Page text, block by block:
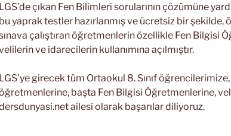
LGS’de çıkan Fen Bilimleri sorularının çözümüne
bu yaprak testler hazırlanmış ve ücretsiz bir şekilde,
çalıştıran öğretmenlerin özellikle Fen Bilgisi
ve idarecilerin kullanımına açılmıştır.
LGS’ye girecek tüm Ortaokul 8. Sınıf öğrencilerimize,
başta Fen Bilgisi Öğretmenlerine,
ailesi olarak başarılar diliyoruz.